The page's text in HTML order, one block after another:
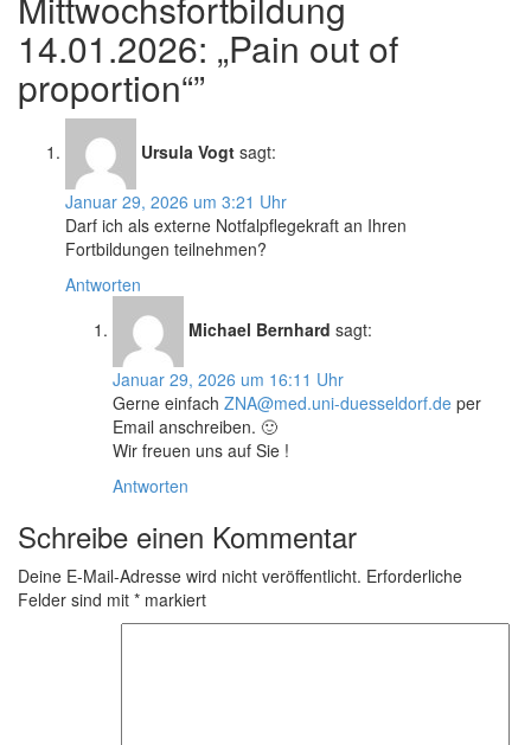
14.01.2026: „Pain out of
proportion“”
Ursula Vogt sagt:
Januar 29, 2026 um 3:21 Uhr
Darf ich als externe Notfalpflegekraft an Ihren
Fortbildungen teilnehmen?
Antworten
Michael Bernhard sagt:
Januar 29, 2026 um 16:11 Uhr
Gerne einfach ZNA@med.uni-duesseldorf.de per
Email anschreiben. 🙂
Wir freuen uns auf Sie !
Antworten
Schreibe einen Kommentar
Deine E-Mail-Adresse wird nicht veröffentlicht. Erforderliche
Felder sind mit * markiert